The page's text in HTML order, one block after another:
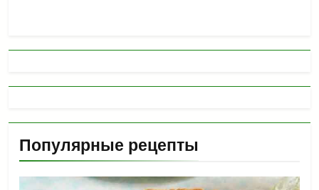
Популярные рецепты